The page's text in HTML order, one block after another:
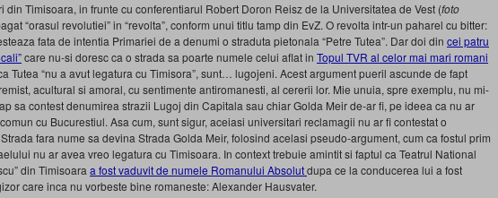
din Timisoara, in frunte cu conferentiarul Robert Doron Reisz de la Universitatea de Vest (foto
“orasul revolutiei” in “revolta”, conform unui titlu tamp din EvZ. O revolta intr-un paharel cu bitter:
fata de intentia Primariei de a denumi o straduta pietonala “Petre Tutea”. Dar doi din cei patru
care nu-si doresc ca o strada sa poarte numele celui aflat in Topul TVR al celor mai mari romani
Tutea “nu a avut legatura cu Timisora”, sunt… lugojeni. Acest argument pueril ascunde de fapt
acultural si amoral, cu sentimente antiromanesti, al cererii lor. Mie unuia, spre exemplu, nu mi-
sa contest denumirea strazii Lugoj din Capitala sau chiar Golda Meir de-ar fi, pe ideea ca nu ar
cu Bucurestiul. Asa cum, sunt sigur, aceiasi universitari reclamagii nu ar fi contestat o
fara nume sa devina Strada Golda Meir, folosind acelasi pseudo-argument, cum ca fostul prim
nu ar avea vreo legatura cu Timisoara. In context trebuie amintit si faptul ca Teatrul National
din Timisoara a fost vaduvit de numele Romanului Absolutdupa ce la conducerea lui a fost
care inca nu vorbeste bine romaneste: Alexander Hausvater.